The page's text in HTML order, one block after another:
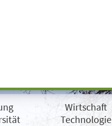
Wirtschaft
Technologie